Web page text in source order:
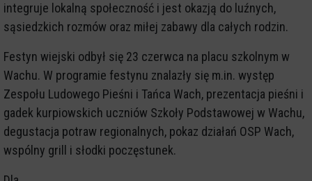
integruje lokalną społeczność i jest okazją do luźnych,
sąsiedzkich rozmów oraz miłej zabawy dla całych rodzin.
Festyn wiejski odbył się 23 czerwca na placu szkolnym w
Wachu. W programie festynu znalazły się m.in. występ
Zespołu Ludowego Pieśni i Tańca Wach, prezentacja pieśni i
gadek kurpiowskich uczniów Szkoły Podstawowej w Wachu,
degustacja potraw regionalnych, pokaz działań OSP Wach,
wspólny grill i słodki poczęstunek.